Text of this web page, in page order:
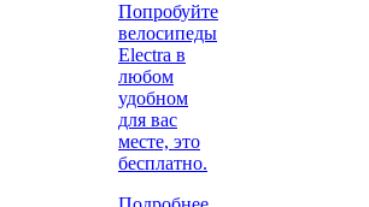
Попробуйте
велосипеды
Electra в
любом
удобном
для вас
месте, это
бесплатно.